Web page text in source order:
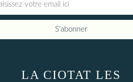
LA CIOTAT LES